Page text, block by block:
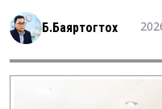
Б.Баяртогтох